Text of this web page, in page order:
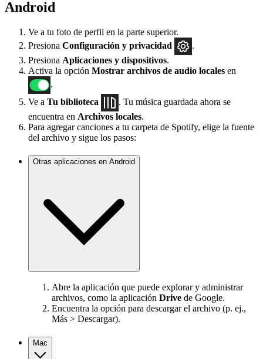
Android
Ve a tu foto de perfil en la parte superior.
Presiona Configuración y privacidad
.
Presiona Aplicaciones y dispositivos.
Activa la opción Mostrar archivos de audio locales en
.
Ve a Tu biblioteca
. Tu música guardada ahora se
encuentra en Archivos locales.
Para agregar canciones a tu carpeta de Spotify, elige la fuente
del archivo y sigue los pasos:
Otras aplicaciones en Android
Abre la aplicación que puede explorar y administrar
archivos, como la aplicación Drive de Google.
Encuentra la opción para descargar el archivo (p. ej.,
Más > Descargar).
Mac